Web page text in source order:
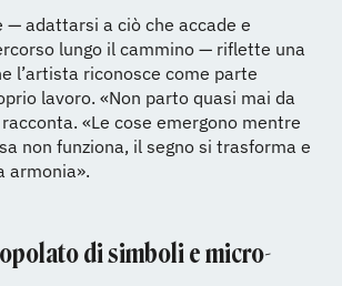
adattarsi a ciò che accade e
lungo il cammino — riflette una
l’artista riconosce come parte
lavoro. «Non parto quasi mai da
racconta. «Le cose emergono mentre
non funziona, il segno si trasforma e
armonia».
di simboli e micro-